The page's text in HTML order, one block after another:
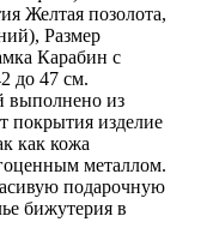
Желтая позолота,
Размер
Карабин с
до 47 см.
выполнено из
покрытия изделие
как кожа
металлом.
подарочную
бижутерия в